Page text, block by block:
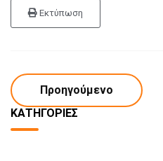
Εκτύπωση
Προηγούμενο
ΚΑΤΗΓΟΡΊΕΣ